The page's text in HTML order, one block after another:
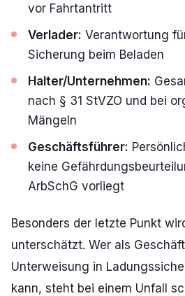
vor Fahrtantritt
Verlader: Verantwortung
Sicherung beim Beladen
Halter/Unternehmen:
nach § 31 StVZO und bei
Mängeln
Geschäftsführer:
keine
ArbSchG vorliegt
Besonders der letzte Punkt
unterschätzt. Wer als
Unterweisung in
kann, steht bei einem Unfall